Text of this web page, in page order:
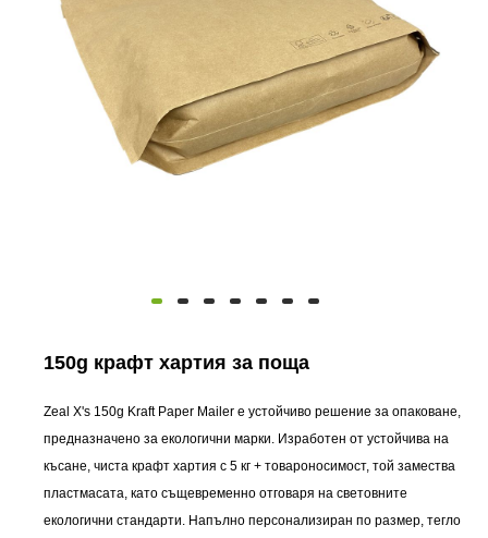
150g крафт хартия за поща
Zeal X's 150g Kraft Paper Mailer е устойчиво решение за опаковане,
предназначено за екологични марки. Изработен от устойчива на
късане, чиста крафт хартия с 5 кг + товароносимост, той замества
пластмасата, като същевременно отговаря на световните
екологични стандарти. Напълно персонализиран по размер, тегло